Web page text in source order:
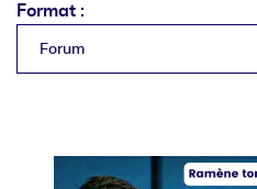
Format :
Forum